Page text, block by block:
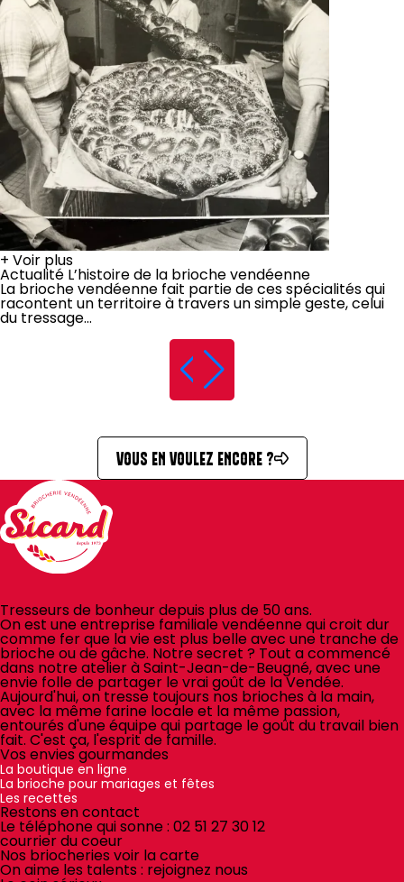
+ Voir plus
Actualité L’histoire de la brioche vendéenne
La brioche vendéenne fait partie de ces spécialités qui
racontent un territoire à travers un simple geste, celui
du tressage...
VOUS EN VOULEZ ENCORE ?
Tresseurs de bonheur depuis plus de 50 ans.
On est une entreprise familiale vendéenne qui croit dur
comme fer que la vie est plus belle avec une tranche de
brioche ou de gâche. Notre secret ? Tout a commencé
dans notre atelier à Saint-Jean-de-Beugné, avec une
envie folle de partager le vrai goût de la Vendée.
Aujourd'hui, on tresse toujours nos brioches à la main,
avec la même farine locale et la même passion,
entourés d'une équipe qui partage le goût du travail bien
fait. C'est ça, l'esprit de famille.
Vos envies gourmandes
La boutique en ligne
La brioche pour mariages et fêtes
Les recettes
Restons en contact
Le téléphone qui sonne : 02 51 27 30 12
courrier du coeur
Nos briocheries voir la carte
On aime les talents : rejoignez nous